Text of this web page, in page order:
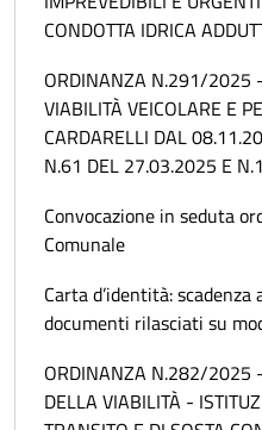
CONDOTTA IDRICA
ORDINANZA N.291/2025
VIABILITÀ VEICOLARE E
CARDARELLI DAL
N.61 DEL 27.03.2025 E
Convocazione in seduta
Comunale
Carta d’identità:
documenti rilasciati su
ORDINANZA N.282/2025
DELLA VIABILITÀ -